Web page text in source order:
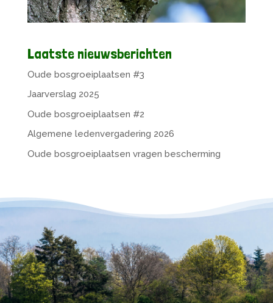
Laatste nieuwsberichten
Oude bosgroeiplaatsen #3
Jaarverslag 2025
Oude bosgroeiplaatsen #2
Algemene ledenvergadering 2026
Oude bosgroeiplaatsen vragen bescherming